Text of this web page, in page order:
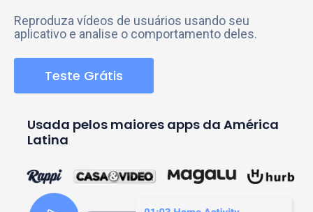
Reproduza vídeos de usuários usando seu
aplicativo e analise o comportamento deles.
Teste Grátis
Usada pelos maiores apps da América
Latina